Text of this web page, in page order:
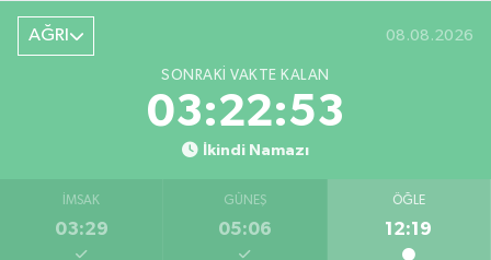
AĞRI 08.08.2026
SONRAKI VAKTE KALAN
03:22:52
İkindi Namazı
İMSAK
03:29
GÜNEŞ
05:06
ÖĞLE
12:19